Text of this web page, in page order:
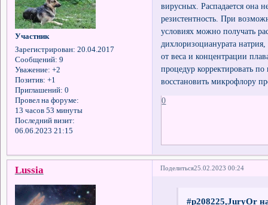
Участник
Зарегистрирован: 20.04.2017
Сообщений: 9
Уважение: +2
Позитив: +1
Приглашений: 0
Провел на форуме:
13 часов 53 минуты
Последний визит:
06.06.2023 21:15
вирусных. Распадается она
резистентность. При
условиях можно получать
дихлоризоцианурата
от веса и концентрации
процедур корректировать
восстановить микрофлору
0
Поделиться25.02.2023 00:24
Lussia
#p208225,JuryOr